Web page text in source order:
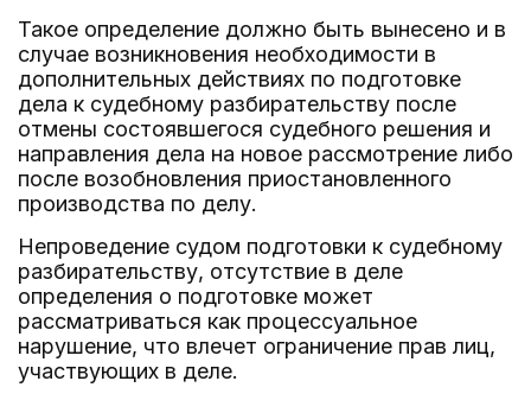
Такое определение должно быть вынесено и в
случае возникновения необходимости в
дополнительных действиях по подготовке
дела к судебному разбирательству после
отмены состоявшегося судебного решения и
направления дела на новое рассмотрение либо
после возобновления приостановленного
производства по делу.
Непроведение судом подготовки к судебному
разбирательству, отсутствие в деле
определения о подготовке может
рассматриваться как процессуальное
нарушение, что влечет ограничение прав лиц,
участвующих в деле.